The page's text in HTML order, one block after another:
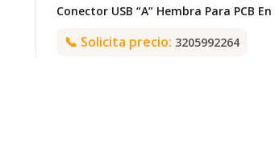
📞 Solicita precio: 3205992264